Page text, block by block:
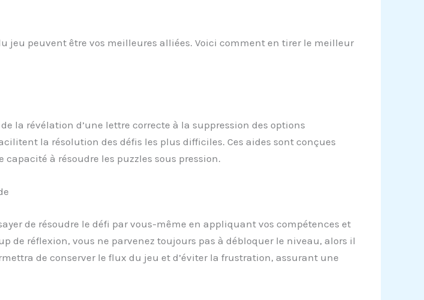
jeu peuvent être vos meilleures alliées. Voici comment en tirer le meilleur
la révélation d’une lettre correcte à la suppression des options
la résolution des défis les plus difficiles. Ces aides sont conçues
à résoudre les puzzles sous pression.
de résoudre le défi par vous-même en appliquant vos compétences et
de réflexion, vous ne parvenez toujours pas à débloquer le niveau, alors il
de conserver le flux du jeu et d’éviter la frustration, assurant une